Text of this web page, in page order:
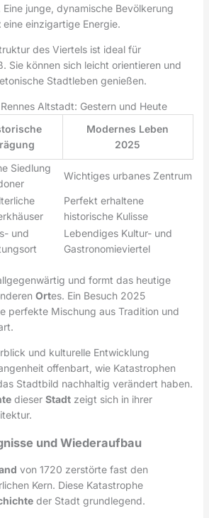
junge, dynamische Bevölkerung
eine einzigartige Energie.
des Viertels ist ideal für
Sie können sich leicht orientieren und
Stadtleben genießen.
Altstadt: Gestern und Heute
Modernes Leben
2025
Siedlung
Wichtiges urbanes Zentrum
Perfekt erhaltene
historische Kulisse
und
Lebendiges Kultur- und
Gastronomieviertel
und formt das heutige
Ortes. Ein Besuch 2025
perfekte Mischung aus Tradition und
und kulturelle Entwicklung
offenbart, wie Katastrophen
Stadtbild nachhaltig verändert haben.
dieser Stadtzeigt sich in ihrer
und Wiederaufbau
von 1720 zerstörte fast den
Kern. Diese Katastrophe
der Stadt grundlegend.